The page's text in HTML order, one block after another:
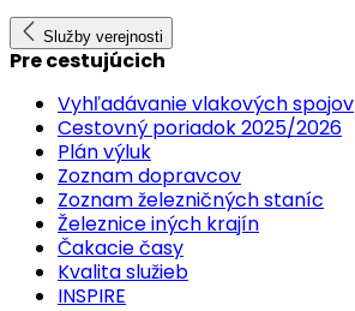
Služby verejnosti
Pre cestujúcich
Vyhľadávanie vlakových spojov
Cestovný poriadok 2025/2026
Plán výluk
Zoznam dopravcov
Zoznam železničných staníc
Železnice iných krajín
Čakacie časy
Kvalita služieb
INSPIRE